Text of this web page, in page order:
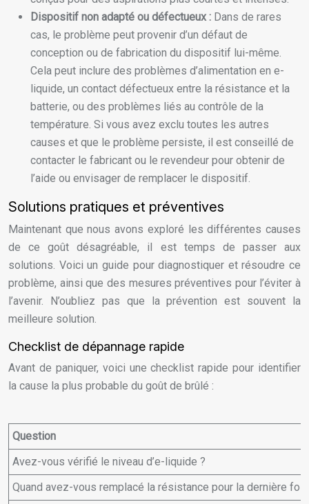
Dispositif non adapté ou défectueux : Dans de rares
cas, le problème peut provenir d’un défaut de
conception ou de fabrication du dispositif lui-même.
Cela peut inclure des problèmes d’alimentation en e-
liquide, un contact défectueux entre la résistance et la
batterie, ou des problèmes liés au contrôle de la
température. Si vous avez exclu toutes les autres
causes et que le problème persiste, il est conseillé de
contacter le fabricant ou le revendeur pour obtenir de
l’aide ou envisager de remplacer le dispositif.
Solutions pratiques et préventives
Maintenant que nous avons exploré les différentes causes
de ce goût désagréable, il est temps de passer aux
solutions. Voici un guide pour diagnostiquer et résoudre ce
problème, ainsi que des mesures préventives pour l’éviter à
l’avenir. N’oubliez pas que la prévention est souvent la
meilleure solution.
Checklist de dépannage rapide
Avant de paniquer, voici une checklist rapide pour identifier
la cause la plus probable du goût de brûlé :
Question
Avez-vous vérifié le niveau d’e-liquide ?
Quand avez-vous remplacé la résistance pour la dernière